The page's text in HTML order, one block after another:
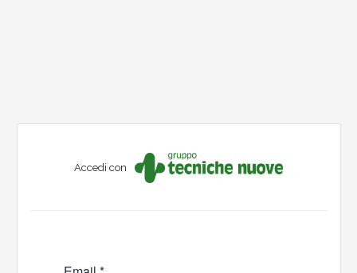
Accedi con